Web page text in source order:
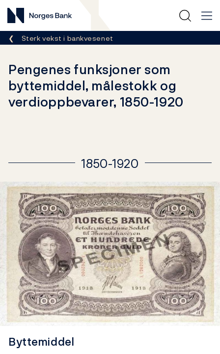
Norges Bank
Her er du nå:
Sterk vekst i bankvesenet
Pengenes funksjoner som
byttemiddel, målestokk og
verdioppbevarer, 1850-1920
1850-1920
Byttemiddel